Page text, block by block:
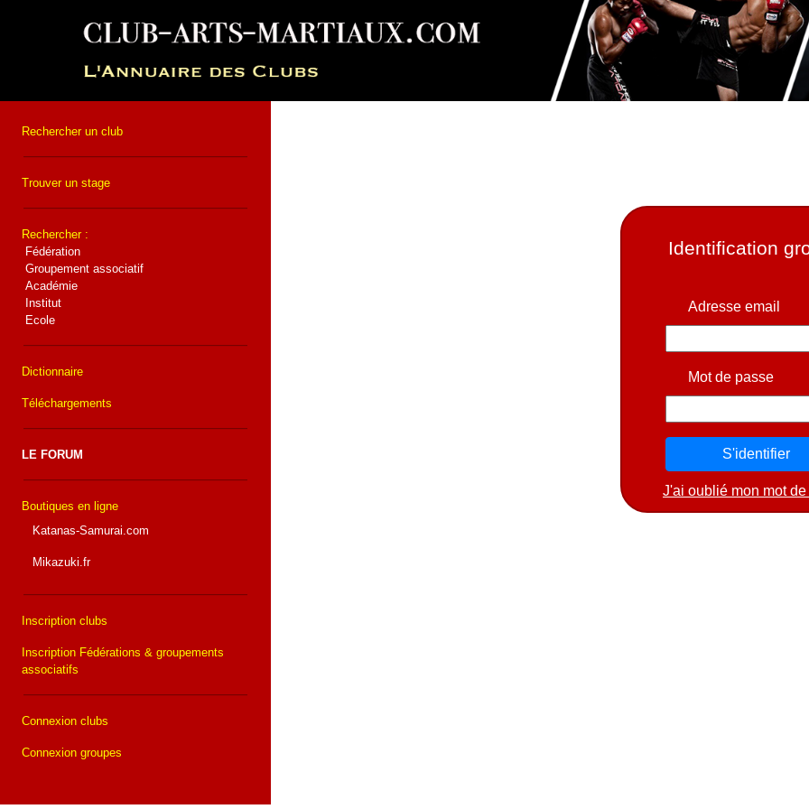
Rechercher un club
Trouver un stage
Rechercher :
Fédération
Groupement associatif
Académie
Institut
Ecole
Dictionnaire
Téléchargements
LE FORUM
Boutiques en ligne
Katanas-Samurai.com
Mikazuki.fr
Inscription clubs
Inscription Fédérations & groupements
associatifs
Connexion clubs
Connexion groupes
Identification
Adresse email
Mot de passe
J'ai oublié mon mot